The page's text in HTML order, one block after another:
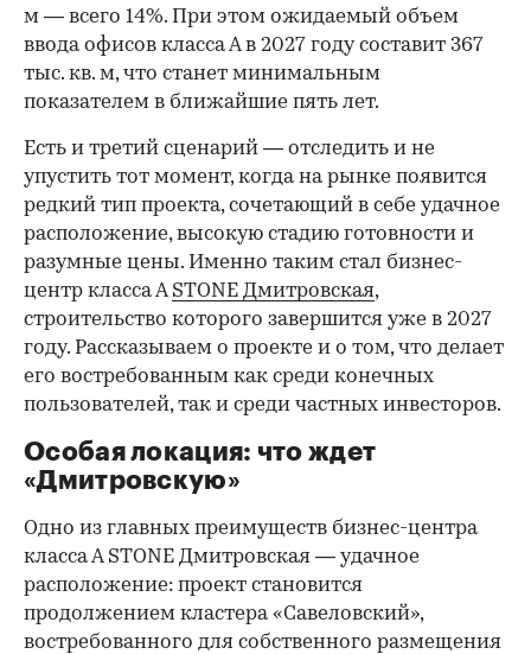
м — всего 14%. При этом ожидаемый объем
ввода офисов класса А в 2027 году составит 367
тыс. кв. м, что станет минимальным
показателем в ближайшие пять лет.
Есть и третий сценарий — отследить и не
упустить тот момент, когда на рынке появится
редкий тип проекта, сочетающий в себе удачное
расположение, высокую стадию готовности и
разумные цены. Именно таким стал бизнес-
центр класса АSTONE Дмитровская,
строительство которого завершится уже в 2027
году. Рассказываем о проекте и о том, что делает
его востребованным как среди конечных
пользователей, так и среди частных инвесторов.
Особая локация: что ждет
«Дмитровскую»
Одно из главных преимуществ бизнес-центра
класса А STONE Дмитровская — удачное
расположение: проект становится
продолжением кластера «Савеловский»,
востребованного для собственного размещения